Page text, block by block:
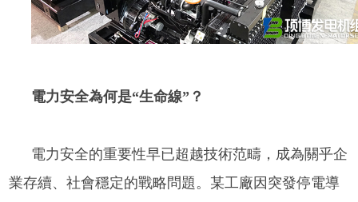
電力安全為何是“生命線”？
電力安全的重要性早已超越技術范疇，成為關乎企
業存續、社會穩定的戰略問題。某工廠因突發停電導